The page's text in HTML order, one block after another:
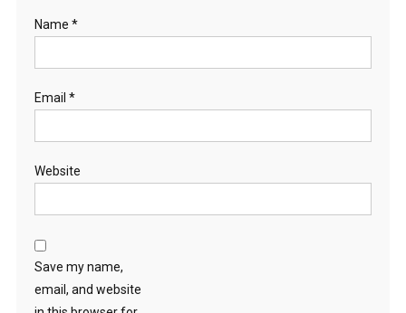
Name *
Email *
Website
Save my name,
email, and website